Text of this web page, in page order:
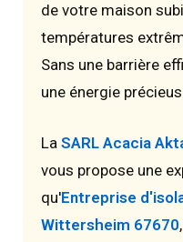
de votre maison
températures
Sans une barrière
une énergie
La SARL Acacia
vous propose une
qu'Entreprise
Wittersheim 67670